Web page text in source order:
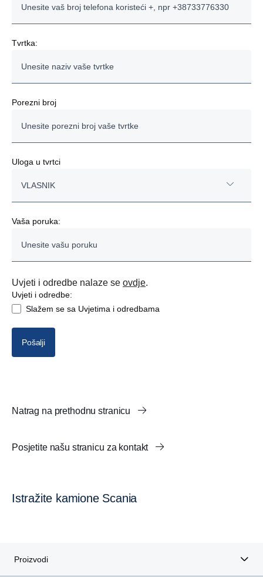
Tvrtka:
Porezni broj
Uloga u tvrtci
VLASNIK
VLASNIK
DIREKTOR
Vaša poruka:
Uvjeti i odredbe nalaze se ovdje.
Uvjeti i odredbe:
Slažem se sa Uvjetima i odredbama
Pošalji
Natrag na prethodnu stranicu
Posjetite našu stranicu za kontakt
Istražite kamione Scania
Proizvodi